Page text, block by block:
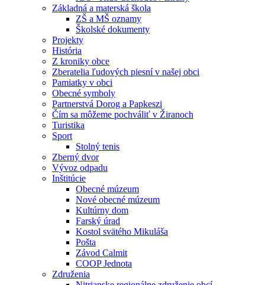
Základná a materská škola
ZŠ a MŠ oznamy
Školské dokumenty
Projekty
História
Z kroniky obce
Zberatelia ľudových piesní v našej obci
Pamiatky v obci
Obecné symboly
Partnerstvá Dorog a Papkeszi
Čím sa môžeme pochváliť v Žiranoch
Turistika
Sport
Stolný tenis
Zberný dvor
Vývoz odpadu
Inštitúcie
Obecné múzeum
Nové obecné múzeum
Kultúrny dom
Farský úrad
Kostol svätého Mikuláša
Pošta
Závod Calmit
COOP Jednota
Združenia